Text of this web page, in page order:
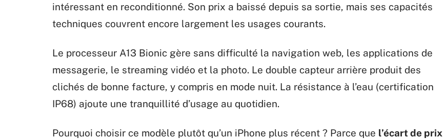
intéressant en reconditionné. Son prix a baissé depuis sa sortie, mais ses capacités
techniques couvrent encore largement les usages courants.
Le processeur A13 Bionic gère sans difficulté la navigation web, les applications de
messagerie, le streaming vidéo et la photo. Le double capteur arrière produit des
clichés de bonne facture, y compris en mode nuit. La résistance à l’eau (certification
IP68) ajoute une tranquillité d’usage au quotidien.
Pourquoi choisir ce modèle plutôt qu’un iPhone plus récent ? Parce que l’écart de prix